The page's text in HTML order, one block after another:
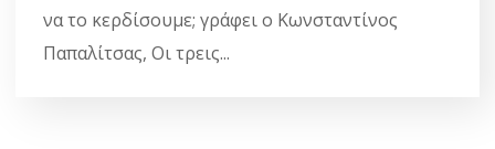
να το κερδίσουμε; γράφει ο Κωνσταντίνος
Παπαλίτσας, Οι τρεις...